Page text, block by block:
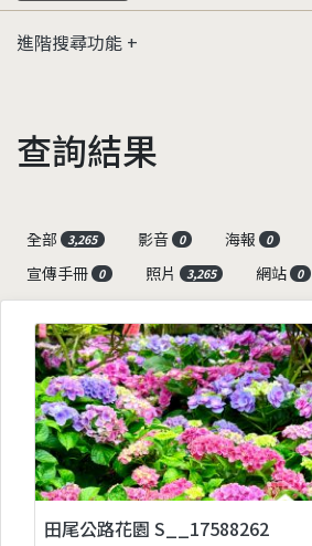
進階搜尋功能
查詢結果
全部
3,265 影音 0 海報 0
宣傳手冊 0 照片 3,265 網站 0
田尾公路花園 S__17588262